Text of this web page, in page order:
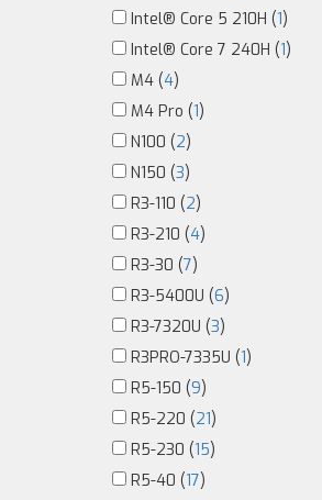
Intel® Core 5 210H (1)
Intel® Core 7 240H (1)
M4 (4)
M4 Pro (1)
N100 (2)
N150 (3)
R3-110 (2)
R3-210 (4)
R3-30 (7)
R3-5400U (6)
R3-7320U (3)
R3PRO-7335U (1)
R5-150 (9)
R5-220 (21)
R5-230 (15)
R5-40 (17)